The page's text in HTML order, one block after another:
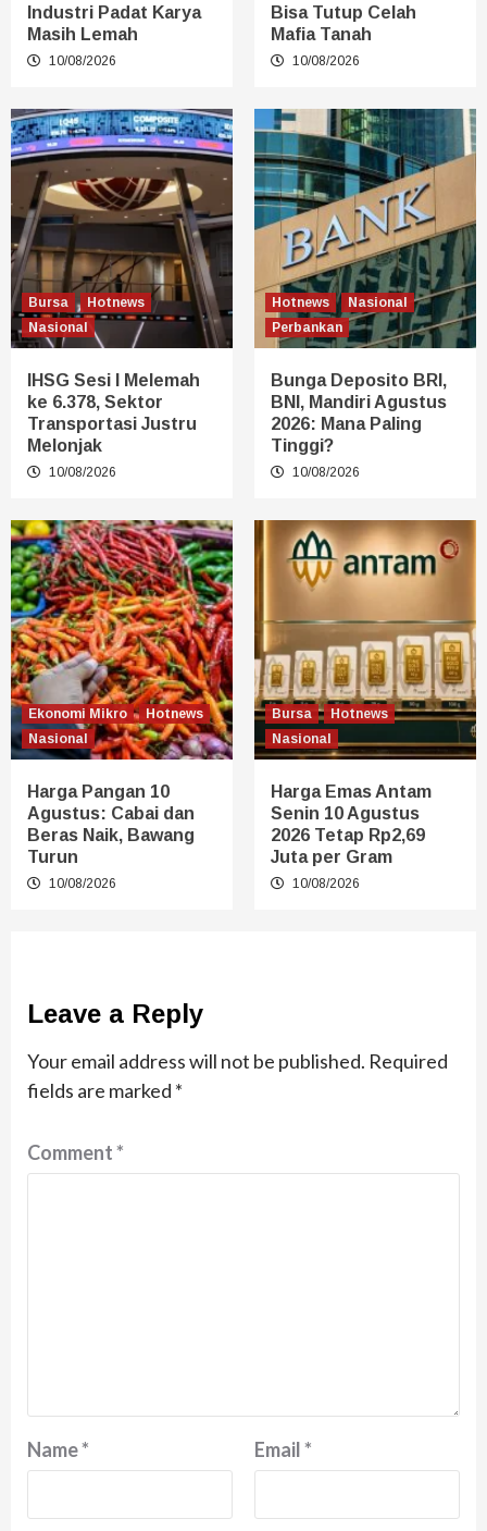
Industri Padat Karya
Masih Lemah
10/08/2026
Bisa Tutup Celah
Mafia Tanah
10/08/2026
Bursa
Hotnews
Nasional
IHSG Sesi I Melemah
ke 6.378, Sektor
Transportasi Justru
Melonjak
10/08/2026
Hotnews
Nasional
Perbankan
Bunga Deposito BRI,
BNI, Mandiri Agustus
2026: Mana Paling
Tinggi?
10/08/2026
Ekonomi Mikro
Hotnews
Nasional
Harga Pangan 10
Agustus: Cabai dan
Beras Naik, Bawang
Turun
10/08/2026
Bursa
Hotnews
Nasional
Harga Emas Antam
Senin 10 Agustus
2026 Tetap Rp2,69
Juta per Gram
10/08/2026
Leave a Reply
Your email address will not be published. Required
fields are marked *
Comment*
Name* Email*